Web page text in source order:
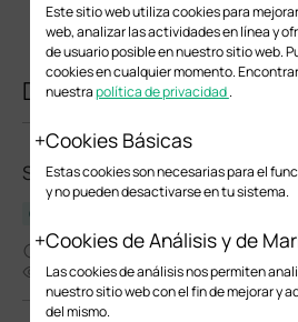
Documentos relacionados
SG2005P-PD(UN)_V1_1.0.2
Comunicados
06-24-2024
5970
Este sitio web utiliza cookies para
web, analizar las actividades en línea y
de usuario posible en nuestro sitio web.
cookies en cualquier momento.
nuestrapolítica de privacidad.
Cookies Básicas
Estas cookies son necesarias para el
y no pueden desactivarse en tu sistema.
Cookies de Análisis y de
Las cookies de análisis nos permiten
nuestro sitio web con el fin de mejorar y
del mismo.